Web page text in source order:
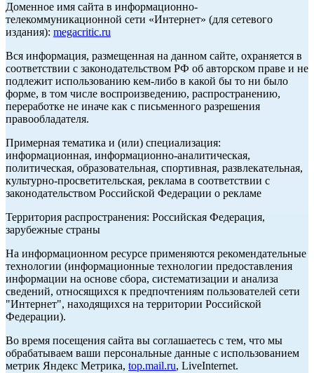
Доменное имя сайта в информационно-
телекоммуникационной сети «Интернет» (для сетевого
издания): megacritic.ru
Вся информация, размещенная на данном сайте, охраняется в
соответствии с законодательством РФ об авторском праве и не
подлежит использованию кем-либо в какой бы то ни было
форме, в том числе воспроизведению, распространению,
переработке не иначе как с письменного разрешения
правообладателя.
Примерная тематика и (или) специализация:
информационная, информационно-аналитическая,
политическая, образовательная, спортивная, развлекательная,
культурно-просветительская, реклама в соответствии с
законодательством Российской Федерации о рекламе
Территория распространения: Российская Федерация,
зарубежные страны
На информационном ресурсе применяются рекомендательные
технологии (информационные технологии предоставления
информации на основе сбора, систематизации и анализа
сведений, относящихся к предпочтениям пользователей сети
"Интернет", находящихся на территории Российской
Федерации).
Во время посещения сайта вы соглашаетесь с тем, что мы
обрабатываем ваши персональные данные с использованием
метрик Яндекс Метрика, top.mail.ru, LiveInternet.